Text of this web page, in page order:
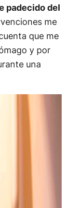
padecido del
me
que me
y por
una